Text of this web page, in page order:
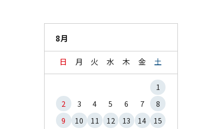
8月
日 月 火 水 木 金 土
1
2
3 4 5 6 7
8
9
10 11 12 13 14
15